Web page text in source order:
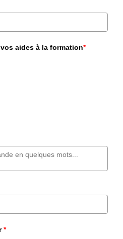
définir vos aides à la formation*
*